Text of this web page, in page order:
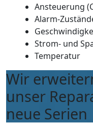
Ansteuerung
Alarm-
Strom- und
Temperatur
Wir
unser
neue Serien